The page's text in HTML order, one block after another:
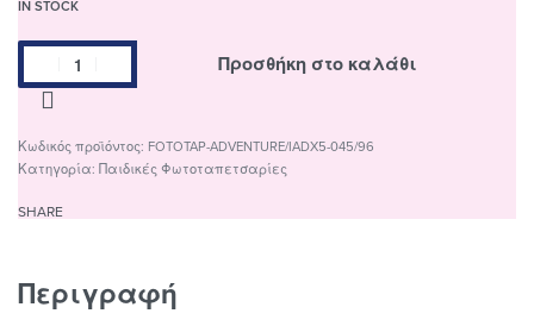
IN STOCK
Προσθήκη στο καλάθι
FOTOTAP-ADVENTURE/IADX5-045/96
Κατηγορία:
Παιδικές Φωτοταπετσαρίες
SHARE
Περιγραφή